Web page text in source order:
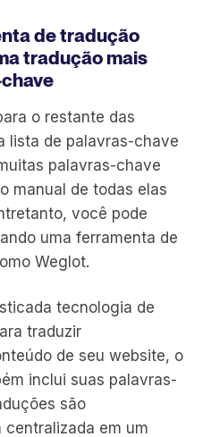
de tradução
tradução mais
o restante das
lista de palavras-chave
palavras-chave
manual de todas elas
você pode
uma ferramenta de
Weglot.
tecnologia de
traduzir
de seu website, o
inclui suas palavras-
são
centralizada em um